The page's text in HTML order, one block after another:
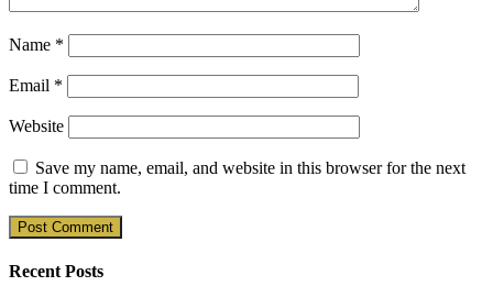
Name *
Email *
Website
Save my name, email, and website in this browser for the next
time I comment.
Recent Posts